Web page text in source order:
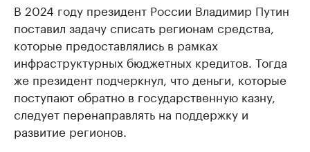
В 2024 году президент России Владимир Путин
поставил задачу списать регионам средства,
которые предоставлялись в рамках
инфраструктурных бюджетных кредитов. Тогда
же президент подчеркнул, что деньги, которые
поступают обратно в государственную казну,
следует перенаправлять на поддержку и
развитие регионов.